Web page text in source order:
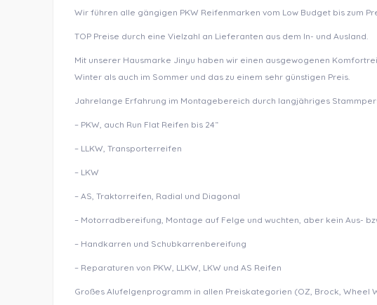
Wir führen alle gängigen PKW Reifenmarken vom Low Budget bis zum
TOP Preise durch eine Vielzahl an Lieferanten aus dem In- und Ausland.
Mit unserer Hausmarke Jinyu haben wir einen ausgewogenen
Winter als auch im Sommer und das zu einem sehr günstigen Preis.
Jahrelange Erfahrung im Montagebereich durch langjähriges
– PKW, auch Run Flat Reifen bis 24“
– LLKW, Transporterreifen
– LKW
– AS, Traktorreifen, Radial und Diagonal
– Motorradbereifung, Montage auf Felge und wuchten, aber kein Aus-
– Handkarren und Schubkarrenbereifung
– Reparaturen von PKW, LLKW, LKW und AS Reifen
Großes Alufelgenprogramm in allen Preiskategorien (OZ, Brock, Wheel